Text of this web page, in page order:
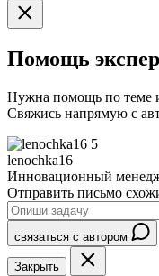
Помощь
Нужна помощь по теме
Свяжись напрямую с
5
lenochka16
Инновационный
Отправить письмо
связаться с автором
Закрыть